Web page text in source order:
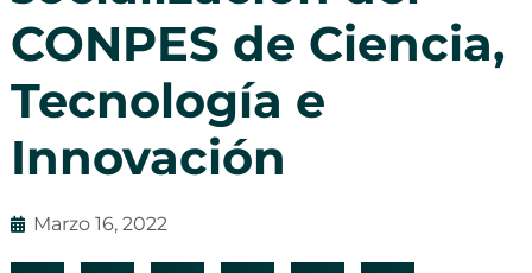
CONPES de Ciencia,
Tecnología e
Innovación
Marzo 16, 2022